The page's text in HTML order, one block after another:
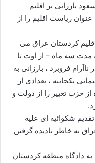
بارزانی بر اقلیم
ریاست اقلیم را از
کردستان عراق می
سه ماه – از اوت تا
فروبرد ، بارزانی به
یکجانبه ، تعدادی از
از حزب تغییر را از دولت و
شکوائیه ای علیه
به خاطر نادیده گرفتن
دادگاه منطقه کردستان